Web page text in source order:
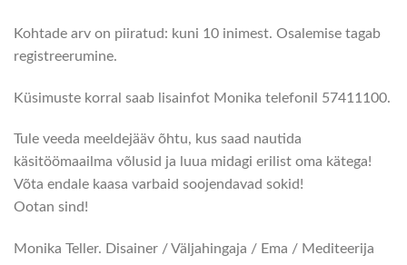
Kohtade arv on piiratud: kuni 10 inimest. Osalemise tagab
registreerumine.
Küsimuste korral saab lisainfot Monika telefonil 57411100.
Tule veeda meeldejääv õhtu, kus saad nautida
käsitöömaailma võlusid ja luua midagi erilist oma kätega!
Võta endale kaasa varbaid soojendavad sokid!
Ootan sind!
Monika Teller. Disainer / Väljahingaja / Ema / Mediteerija